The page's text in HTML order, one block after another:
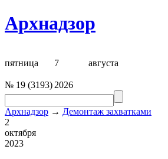
Архнадзор
пятница 7 августа
№ 19 (3193) 2026
Архнадзор → Демонтаж захватками
2
октября
2023